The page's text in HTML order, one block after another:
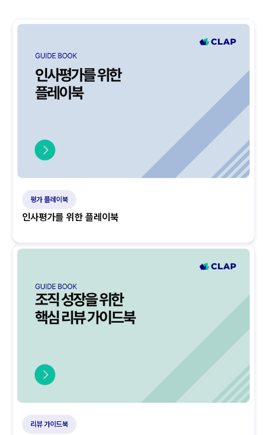
평가 플레이북
인사평가를 위한 플레이북
리뷰 가이드북